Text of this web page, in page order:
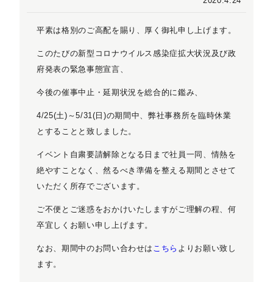
平素は格別のご高配を賜り、厚く御礼申し上げます。
このたびの新型コロナウイルス感染症拡大状況及び政
府発表の緊急事態宣言、
今後の催事中止・延期状況を総合的に鑑み、
4/25(土)～5/31(日)の期間中、弊社事務所を臨時休業
とすることと致しました。
イベント自粛要請解除となる日まで社員一同、情熱を
絶やすことなく、然るべき準備を整える期間とさせて
いただく所存でございます。
ご不便とご迷惑をおかけいたしますがご理解の程、何
卒宜しくお願い申し上げます。
なお、期間中のお問い合わせは こちら よりお願い致し
ます。